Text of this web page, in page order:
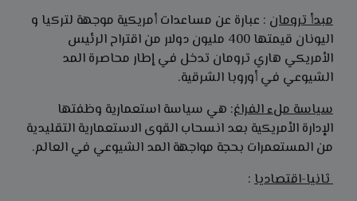
مبدأ ترومان : عبارة عن مساعدات أمريكية موجهة لتركيا و
اليونان قيمتها 400 مليون دولار من اقتراح الرئيس
الأمريكي هاري ترومان تدخل في إطار محاصرة المد
الشيوعي في أوروبا الشرقية.
سياسة ملء الفراغ: هي سياسة استعمارية وظفتها
الإدارة الأمريكية بعد انسحاب القوى الاستعمارية التقليدية
من المستعمرات بحجة مواجهة المد الشيوعي في العالم.
ثانيا-اقتصاديا :